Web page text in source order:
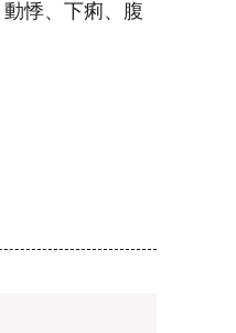
悸、下痢、腹